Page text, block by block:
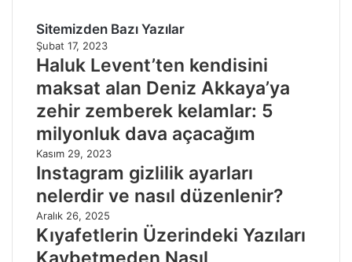
Sitemizden Bazı Yazılar
Şubat 17, 2023
Haluk Levent’ten kendisini
maksat alan Deniz Akkaya’ya
zehir zemberek kelamlar: 5
milyonluk dava açacağım
Kasım 29, 2023
Instagram gizlilik ayarları
nelerdir ve nasıl düzenlenir?
Aralık 26, 2025
Kıyafetlerin Üzerindeki Yazıları